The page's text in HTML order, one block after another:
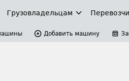
Грузовладельцам
Добавить машину